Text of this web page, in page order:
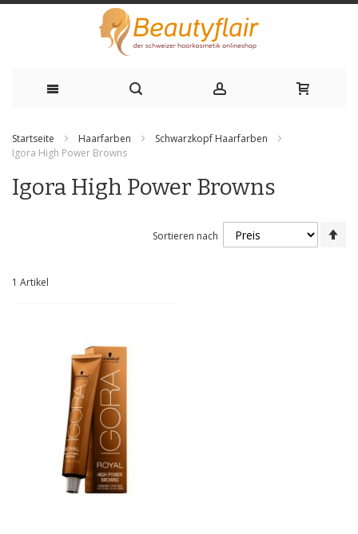
Inhalt
springen
Startseite Haarfarben
Schwarzkopf Haarfarben
Igora High Power Browns
Igora High Power Browns
1 Artikel
Sortieren nach